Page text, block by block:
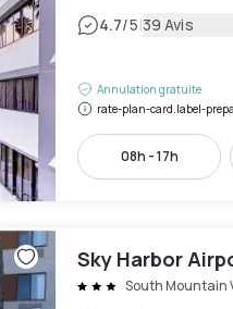
4.7/5|39 Avis
Annulation gratuite
rate-plan-card.label-
08h - 17h
Sky Harbor
South Mountain